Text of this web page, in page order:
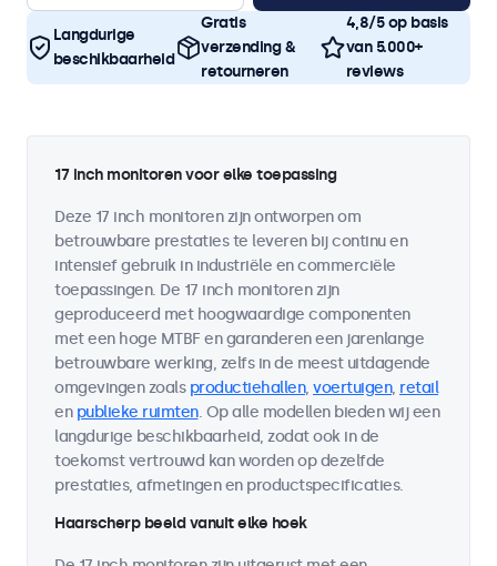
Langdurige
beschikbaarheid
Gratis
verzending &
retourneren
4,8/5 op basis
van 5.000+
reviews
17 inch monitoren voor elke toepassing
Deze 17 inch monitoren zijn ontworpen om
betrouwbare prestaties te leveren bij continu en
intensief gebruik in industriële en commerciële
toepassingen. De 17 inch monitoren zijn
geproduceerd met hoogwaardige componenten
met een hoge MTBF en garanderen een jarenlange
betrouwbare werking, zelfs in de meest uitdagende
omgevingen zoals productiehallen, voertuigen, retail
en publieke ruimten. Op alle modellen bieden wij een
langdurige beschikbaarheid, zodat ook in de
toekomst vertrouwd kan worden op dezelfde
prestaties, afmetingen en productspecificaties.
Haarscherp beeld vanuit elke hoek